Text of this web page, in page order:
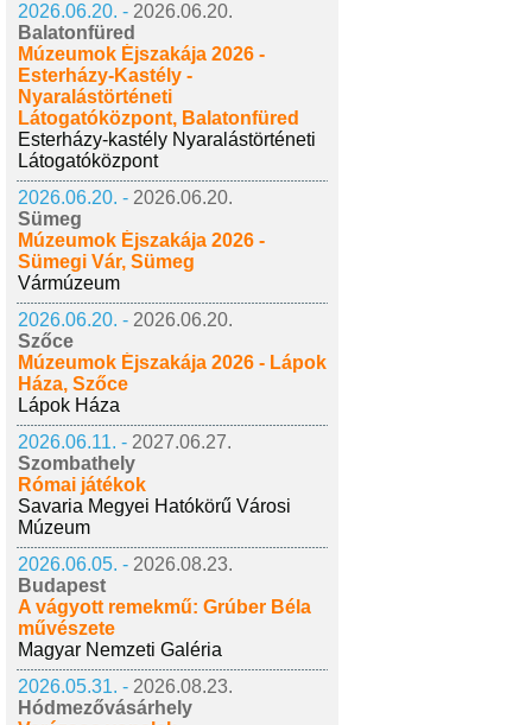
2026.06.20. - 2026.06.20.
Balatonfüred
Múzeumok Éjszakája 2026 -
Esterházy-Kastély -
Nyaralástörténeti
Látogatóközpont, Balatonfüred
Esterházy-kastély Nyaralástörténeti
Látogatóközpont
2026.06.20. - 2026.06.20.
Sümeg
Múzeumok Éjszakája 2026 -
Sümegi Vár, Sümeg
Vármúzeum
2026.06.20. - 2026.06.20.
Szőce
Múzeumok Éjszakája 2026 - Lápok
Háza, Szőce
Lápok Háza
2026.06.11. - 2027.06.27.
Szombathely
Római játékok
Savaria Megyei Hatókörű Városi
Múzeum
2026.06.05. - 2026.08.23.
Budapest
A vágyott remekmű: Grúber Béla
művészete
Magyar Nemzeti Galéria
2026.05.31. - 2026.08.23.
Hódmezővásárhely